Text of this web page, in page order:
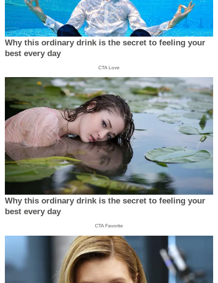
Why this ordinary drink is the secret to feeling your
best every day
CTA Love
Why this ordinary drink is the secret to feeling your
best every day
CTA Favorite